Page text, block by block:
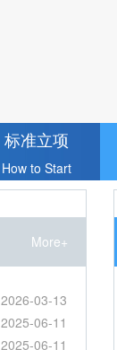
标准立项
How to Start
More+
2026-03-13
2025-06-11
2025-06-11